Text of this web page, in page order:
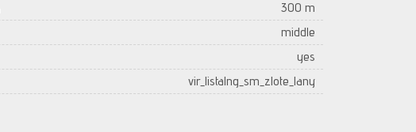
300 m
middle
yes
vir_listalng_sm_zlote_lany